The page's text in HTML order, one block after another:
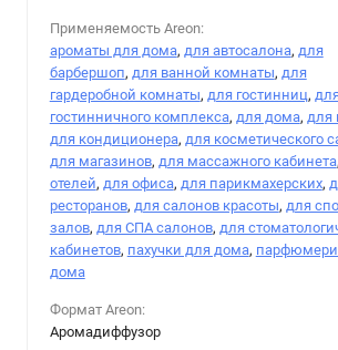
Применяемость Areon:
ароматы для дома, для автосалона, для
барбершоп, для ванной комнаты, для
гардеробной комнаты, для гостинниц,
гостинничного комплекса, для дома, для
для кондиционера, для косметического
для магазинов, для массажного кабинета,
отелей, для офиса, для парикмахерских,
ресторанов, для салонов красоты, для
залов, для СПА салонов, для
кабинетов, пахучки для дома,
дома
Формат Areon:
Аромадиффузор